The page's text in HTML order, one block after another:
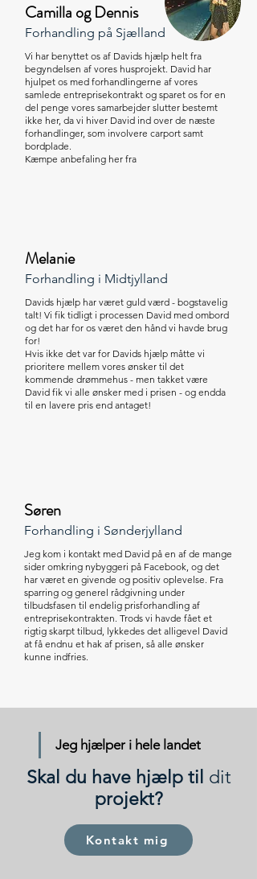
Camilla og Dennis
Forhandling på Sjælland
Vi har benyttet os af Davids hjælp helt fra
begyndelsen af vores husprojekt. David har
hjulpet os med forhandlingerne af vores
samlede entreprisekontrakt og sparet os for en
del penge vores samarbejder slutter bestemt
ikke her, da vi hiver David ind over de næste
forhandlinger, som involvere carport samt
bordplade.
Kæmpe anbefaling her fra
Melanie
Forhandling i Midtjylland
Davids hjælp har været guld værd - bogstavelig
talt! Vi fik tidligt i processen David med ombord
og det har for os været den hånd vi havde brug
for!
Hvis ikke det var for Davids hjælp måtte vi
prioritere mellem vores ønsker til det
kommende drømmehus - men takket være
David fik vi alle ønsker med i prisen - og endda
til en lavere pris end antaget!
Søren
Forhandling i Sønderjylland
Jeg kom i kontakt med David på en af de mange
sider omkring nybyggeri på Facebook, og det
har været en givende og positiv oplevelse. Fra
sparring og generel rådgivning under
tilbudsfasen til endelig prisforhandling af
entreprisekontrakten. Trods vi havde fået et
rigtig skarpt tilbud, lykkedes det alligevel David
at få endnu et hak af prisen, så alle ønsker
kunne indfries.
Jeg hjælper i hele landet
Skal du have hjælp til dit
projekt?
Kontakt mig